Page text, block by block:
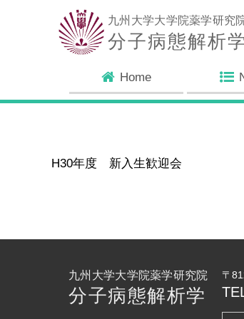
九州大学大学院薬学研究
分子病態解析
Home
H30年度 新入生歓迎会
九州大学大学院薬学研究院
分子病態解析学
〒